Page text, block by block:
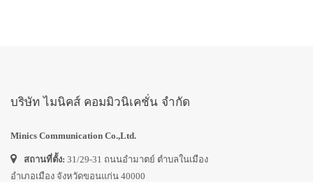
บริษัท ไมนิคส์ คอมมิวนิเคชั่น จำกัด
Minics Communication Co.,Ltd.
สถานที่ตั้ง: 31/29-31 ถนนอำมาตย์ ตำบลในเมือง
อำเภอเมือง จังหวัดขอนแก่น 40000